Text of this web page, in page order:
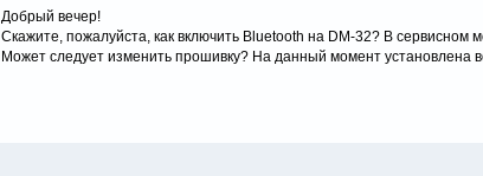
Добрый вечер!
Скажите, пожалуйста, как включить Bluetooth на DM-32? В сервисном
Может следует изменить прошивку? На данный момент установлена